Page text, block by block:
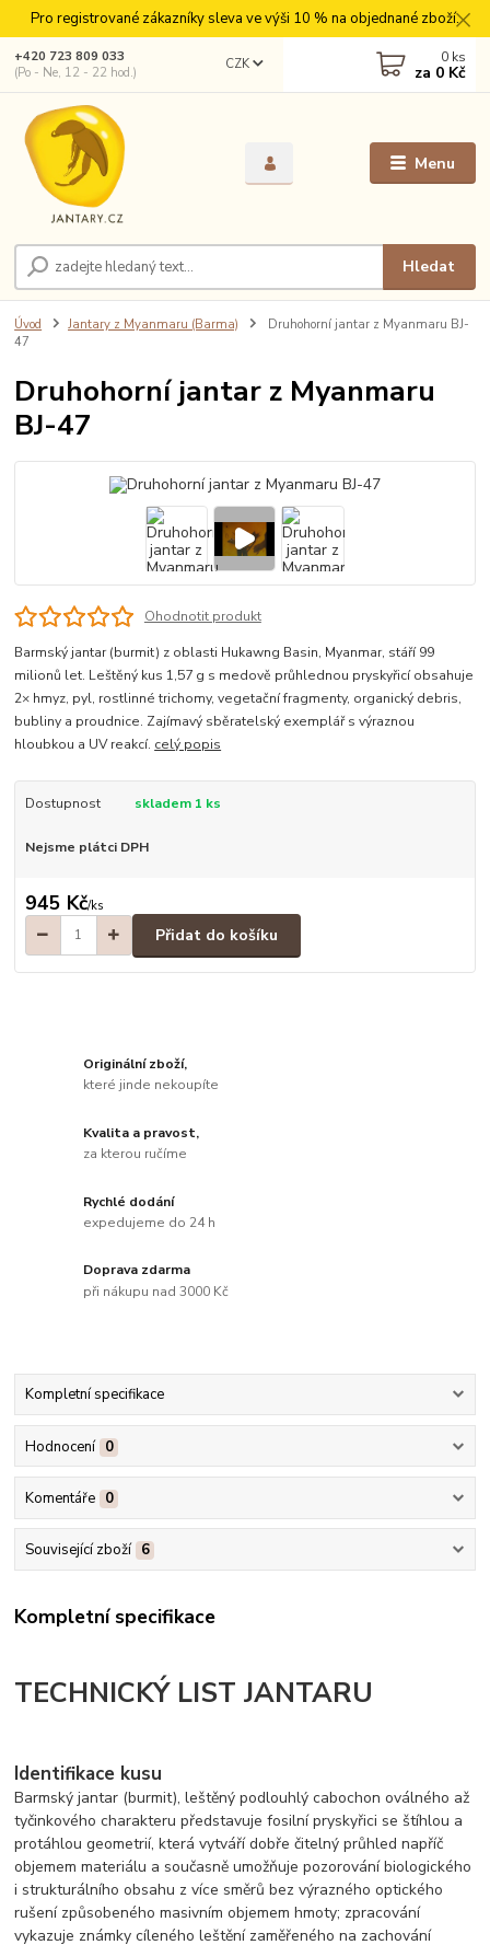
Pro registrované zákazníky sleva ve výši 10 % na objednané zboží.
Menu
CZK
Hledat
+420 723 809 033
(Po - Ne, 12 - 22 hod.)
0 ks
za 0 Kč
Úvod Jantary z Myanmaru (Barma)
Druhohorní jantar z Myanmaru BJ-
47
Druhohorní jantar z Myanmaru
BJ-47
Ohodnotit produkt
Barmský jantar (burmit) z oblasti Hukawng Basin, Myanmar, stáří 99
milionů let. Leštěný kus 1,57 g s medově průhlednou pryskyřicí obsahuje
2× hmyz, pyl, rostlinné trichomy, vegetační fragmenty, organický debris,
bubliny a proudnice. Zajímavý sběratelský exemplář s výraznou
hloubkou a UV reakcí. celý popis
Dostupnost skladem 1 ks
Nejsme plátci DPH
945 Kč/ks
Přidat do košíku
Originální zboží,
které jinde nekoupíte
Kvalita a pravost,
za kterou ručíme
Rychlé dodání
expedujeme do 24 h
Doprava zdarma
při nákupu nad 3000 Kč
Kompletní specifikace
Hodnocení 0
Komentáře 0
Související zboží 6
Kompletní specifikace
TECHNICKÝ LIST JANTARU
Identifikace kusu
Barmský jantar (burmit), leštěný podlouhlý cabochon oválného až
tyčinkového charakteru představuje fosilní pryskyřici se štíhlou a
protáhlou geometrií, která vytváří dobře čitelný průhled napříč
objemem materiálu a současně umožňuje pozorování biologického
i strukturálního obsahu z více směrů bez výrazného optického
rušení způsobeného masivním objemem hmoty; zpracování
vykazuje známky cíleného leštění zaměřeného na zachování